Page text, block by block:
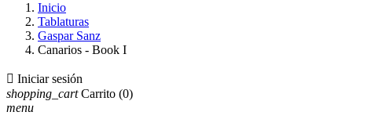
Inicio
Tablaturas
Gaspar Sanz
Canarios - Book I
 Iniciar sesión
shopping_cart Carrito (0)
menu